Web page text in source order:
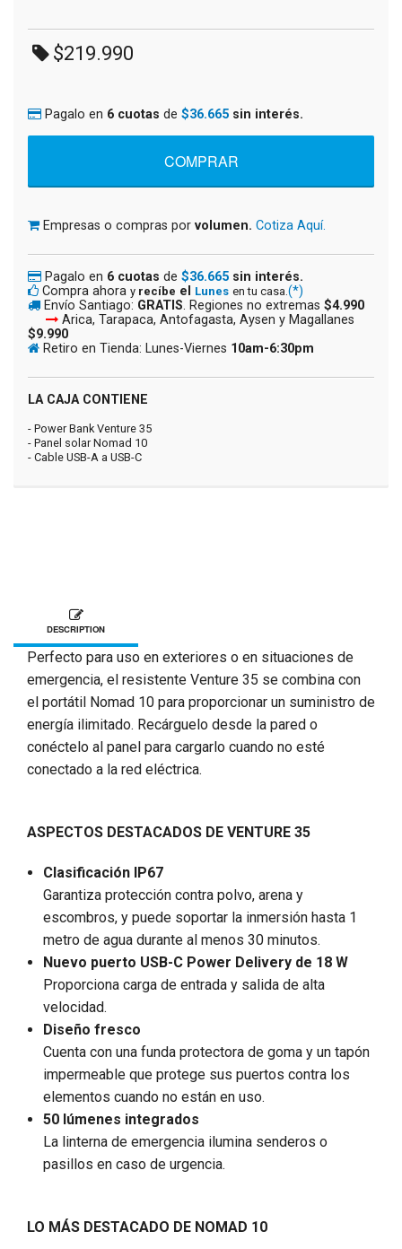
$219.990
Pagalo en 6 cuotas de $36.665 sin interés.
Empresas o compras por volumen. Cotiza Aquí.
Pagalo en 6 cuotas de $36.665 sin interés.
Compra ahora y recíbe el Lunes en tu casa. (*)
Envío Santiago: GRATIS. Regiones no extremas $4.990
Arica, Tarapaca, Antofagasta, Aysen y Magallanes
$9.990
Retiro en Tienda: Lunes-Viernes 10am-6:30pm
LA CAJA CONTIENE
- Power Bank Venture 35
- Panel solar Nomad 10
- Cable USB-A a USB-C
DESCRIPTION
Perfecto para uso en exteriores o en situaciones de
emergencia, el resistente Venture 35 se combina con
el portátil Nomad 10 para proporcionar un suministro de
energía ilimitado. Recárguelo desde la pared o
conéctelo al panel para cargarlo cuando no esté
conectado a la red eléctrica.
ASPECTOS DESTACADOS DE VENTURE 35
Clasificación IP67
Garantiza protección contra polvo, arena y
escombros, y puede soportar la inmersión hasta 1
metro de agua durante al menos 30 minutos.
Nuevo puerto USB-C Power Delivery de 18 W
Proporciona carga de entrada y salida de alta
velocidad.
Diseño fresco
Cuenta con una funda protectora de goma y un tapón
impermeable que protege sus puertos contra los
elementos cuando no están en uso.
50 lúmenes integrados
La linterna de emergencia ilumina senderos o
pasillos en caso de urgencia.
LO MÁS DESTACADO DE NOMAD 10